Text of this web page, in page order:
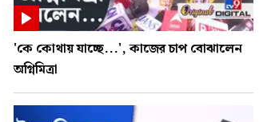
'কে কোথায় যাচ্ছে...', কাজের চাপ বোঝালেন
অগ্নিমিত্রা